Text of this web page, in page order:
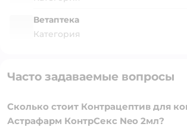
Ветаптека
Категория
Часто задаваемые вопросы
Сколько стоит Контрацептив для
Астрафарм КонтрСекс Neo 2мл?